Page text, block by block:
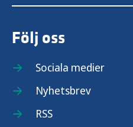
Följ oss
Sociala medier
Nyhetsbrev
RSS